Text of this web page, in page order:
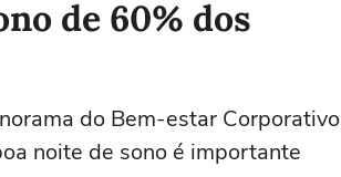
de 60% dos
do Bem-estar Corporativo
noite de sono é importante